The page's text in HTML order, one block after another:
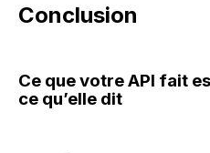
Conclusion
Ce que votre API fait
ce qu’elle dit